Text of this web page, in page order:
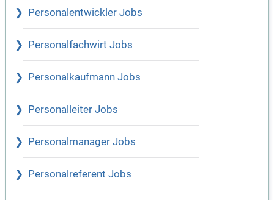
Personalentwickler Jobs
Personalfachwirt Jobs
Personalkaufmann Jobs
Personalleiter Jobs
Personalmanager Jobs
Personalreferent Jobs